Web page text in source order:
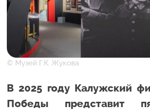
© Музей Г.К. Жукова
В 2025 году Калужский
Победы представит